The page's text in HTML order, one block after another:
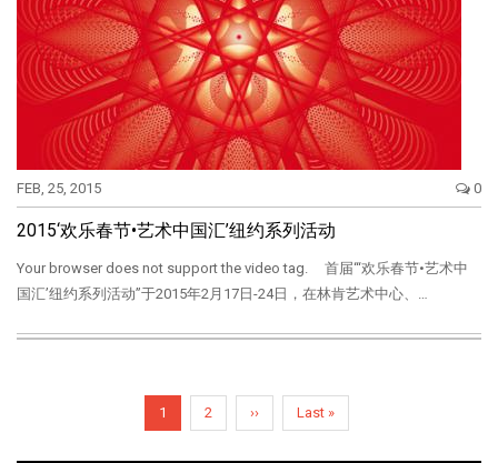
FEB, 25, 2015 0
2015‘欢乐春节•艺术中国汇’纽约系列活动
Your browser does not support the video tag. 首届“‘欢乐春节•艺术中
国汇’纽约系列活动”于2015年2月17日-24日，在林肯艺术中心、…
Current
page
1 Page
2
Next
page
››
Last
page
Last »